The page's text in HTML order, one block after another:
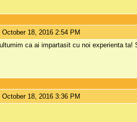
October 18, 2016 2:54 PM
ca ai impartasit cu noi experienta ta!
October 18, 2016 3:36 PM